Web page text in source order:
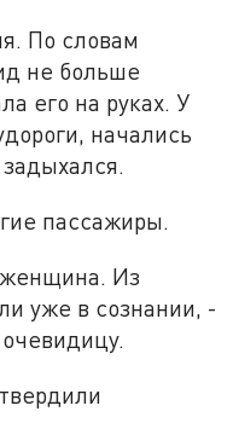
По словам
не больше
его на руках. У
начались
пассажиры.
Из
уже в сознании, -